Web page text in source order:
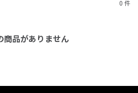
0 件
商品がありません